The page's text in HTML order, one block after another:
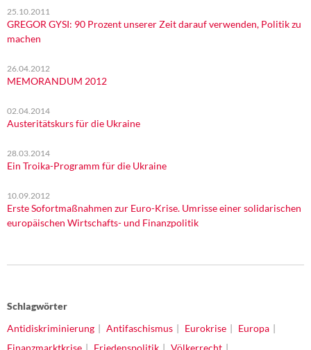
25.10.2011
GREGOR GYSI: 90 Prozent unserer Zeit darauf verwenden, Politik zu
machen
26.04.2012
MEMORANDUM 2012
02.04.2014
Austeritätskurs für die Ukraine
28.03.2014
Ein Troika-Programm für die Ukraine
10.09.2012
Erste Sofortmaßnahmen zur Euro-Krise. Umrisse einer solidarischen
europäischen Wirtschafts- und Finanzpolitik
Schlagwörter
Antidiskriminierung
Antifaschismus Eurokrise
Europa
Finanzmarktkrise
Friedenspolitik Völkerrecht